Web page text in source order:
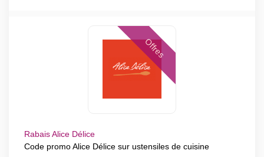
Offres
Rabais Alice Délice
Code promo Alice Délice sur ustensiles de cuisine